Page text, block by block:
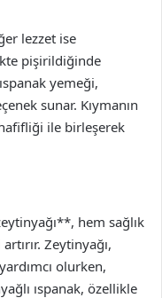
lezzet ise
pişirildiğinde
yemeği,
sunar. Kıymanın
hafifliği ile birleşerek
hem sağlık
Zeytinyağı,
olurken,
ıspanak, özellikle